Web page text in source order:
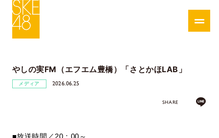
やしの実FM（エフエム豊橋）「さとかほLAB」
メディア 2026.06.25
SHARE